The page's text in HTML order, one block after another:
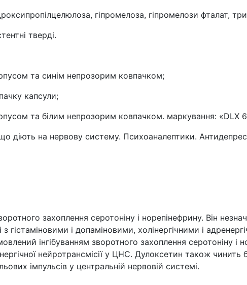
гіпромелоза, гіпромелози фталат,
тверді.
та синім непрозорим ковпачком;
капсули;
та білим непрозорим ковпачком. маркування: «DLX
діють на нервову систему. Психоаналептики.
захоплення серотоніну і норепінефрину. Він
гістаміновими і допаміновими, холінергічними і
інгібуванням зворотного захоплення серотоніну і
нейротрансмісії у ЦНС. Дулоксетин також чинить
імпульсів у центральній нервовій системі.